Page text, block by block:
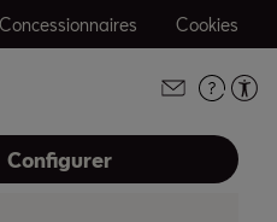
Concessionnaires Cookies
Configurer